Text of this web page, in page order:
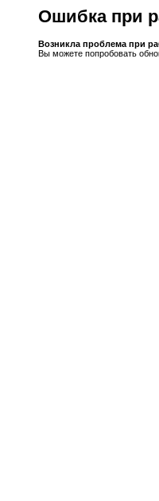
Ошибка при
Возникла проблема при
Вы можете попробовать